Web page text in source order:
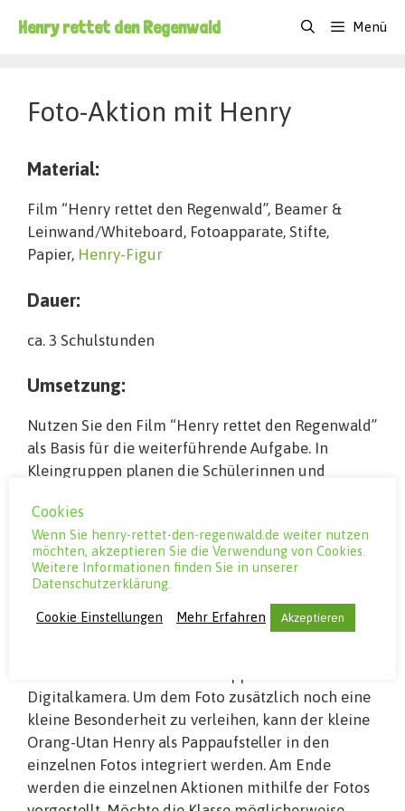
InhaltHenry rettet den Regenwald Menü
Foto-Aktion mit Henry
Material:
Film “Henry rettet den Regenwald”, Beamer &
Leinwand/Whiteboard, Fotoapparate, Stifte,
Papier, Henry-Figur
Dauer:
ca. 3 Schulstunden
Umsetzung:
Nutzen Sie den Film “Henry rettet den Regenwald”
als Basis für die weiterführende Aufgabe. In
Kleingruppen planen die Schülerinnen und
Aktion rund um den Orang-Utan Henry, z.B. den
Verkauf von Bananen in der Schulpause, wobei der
Gewinn an eine Regenwald-Organisation geht. Wie
müsste man diese Aktion schließlich vorbereiten?
Was benötigt man alles, um eine solche Aktion
tatsächlich umzusetzen? Lassen Sie die
Digitalkamera. Um dem Foto zusätzlich noch eine
kleine Besonderheit zu verleihen, kann der kleine
Orang-Utan Henry als Pappaufsteller in den
einzelnen Fotos integriert werden. Am Ende
werden die einzelnen Aktionen mithilfe der Fotos
Cookies
Wenn Sie henry-rettet-den-regenwald.de weiter nutzen
möchten, akzeptieren Sie die Verwendung von Cookies.
Weitere Informationen finden Sie in unserer
Datenschutzerklärung.
Cookie Einstellungen Mehr Erfahren Akzeptieren